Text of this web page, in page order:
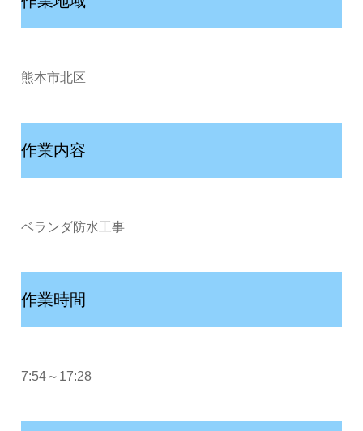
熊本市北区
作業内容
ベランダ防水工事
作業時間
7:54～17:28